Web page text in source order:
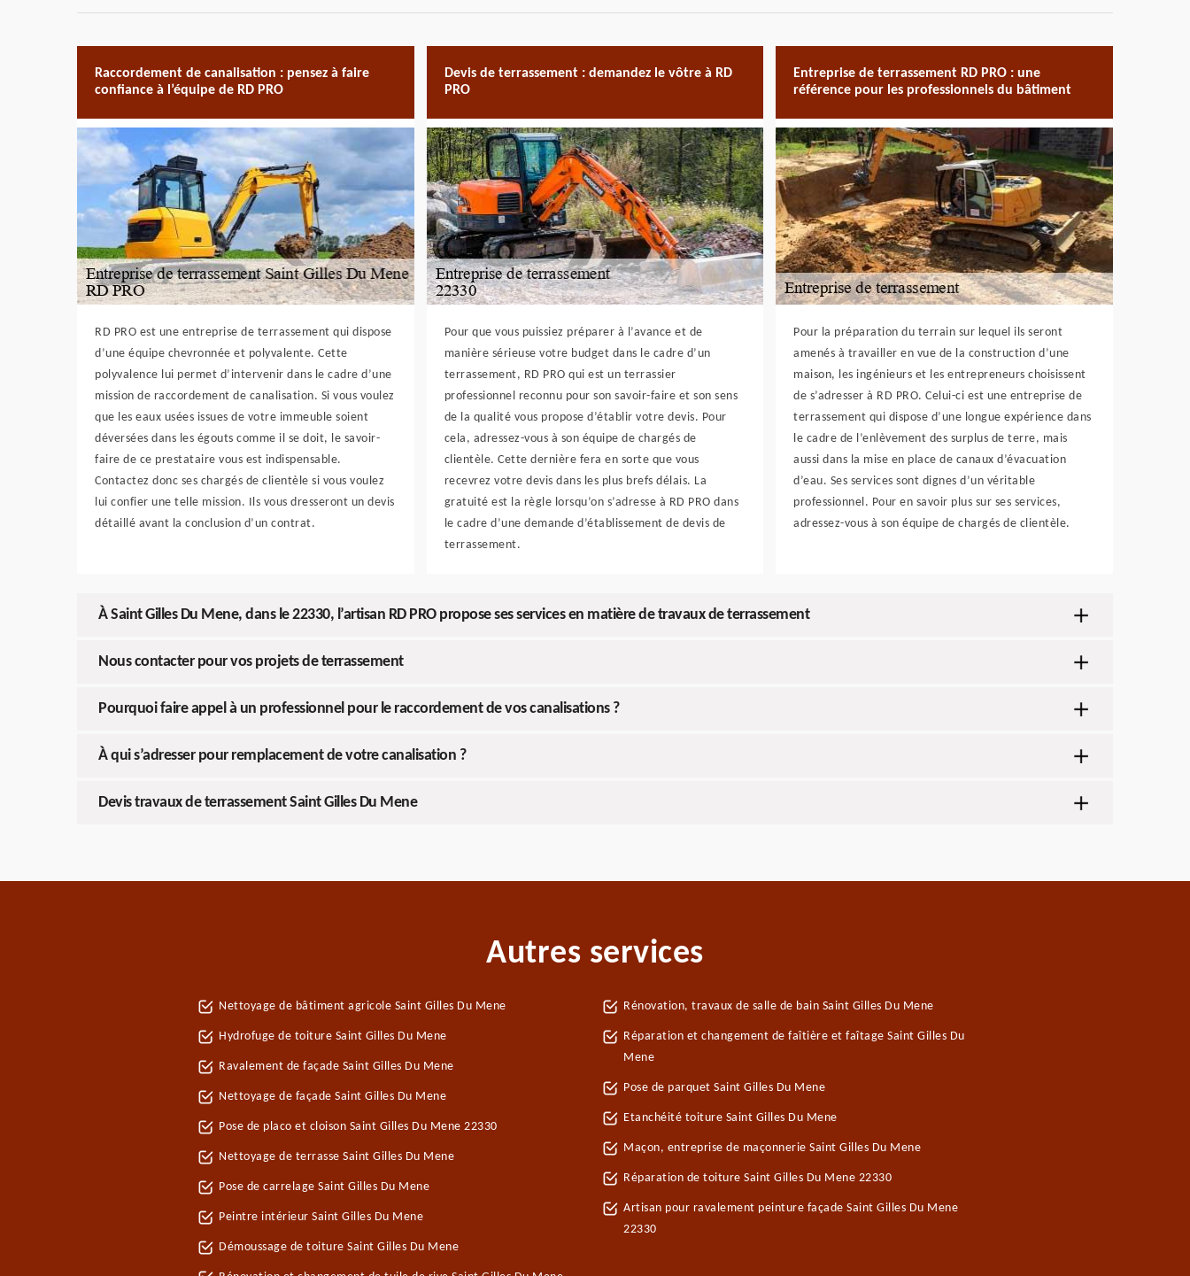
Raccordement de canalisation : pensez à faire
confiance à l’équipe de RD PRO
RD PRO est une entreprise de terrassement qui dispose
d’une équipe chevronnée et polyvalente. Cette
polyvalence lui permet d’intervenir dans le cadre d’une
mission de raccordement de canalisation. Si vous voulez
que les eaux usées issues de votre immeuble soient
déversées dans les égouts comme il se doit, le savoir-
faire de ce prestataire vous est indispensable.
Contactez donc ses chargés de clientèle si vous voulez
lui confier une telle mission. Ils vous dresseront un devis
détaillé avant la conclusion d’un contrat.
Devis de terrassement : demandez le vôtre à RD
PRO
Pour que vous puissiez préparer à l’avance et de
manière sérieuse votre budget dans le cadre d’un
terrassement, RD PRO qui est un terrassier
professionnel reconnu pour son savoir-faire et son sens
de la qualité vous propose d’établir votre devis. Pour
cela, adressez-vous à son équipe de chargés de
clientèle. Cette dernière fera en sorte que vous
recevrez votre devis dans les plus brefs délais. La
gratuité est la règle lorsqu’on s’adresse à RD PRO dans
le cadre d’une demande d’établissement de devis de
terrassement.
Entreprise de terrassement RD PRO : une
référence pour les professionnels du bâtiment
Pour la préparation du terrain sur lequel ils seront
amenés à travailler en vue de la construction d’une
maison, les ingénieurs et les entrepreneurs choisissent
de s’adresser à RD PRO. Celui-ci est une entreprise de
terrassement qui dispose d’une longue expérience dans
le cadre de l’enlèvement des surplus de terre, mais
aussi dans la mise en place de canaux d’évacuation
d’eau. Ses services sont dignes d’un véritable
professionnel. Pour en savoir plus sur ses services,
adressez-vous à son équipe de chargés de clientèle.
À Saint Gilles Du Mene, dans le 22330, l’artisan RD PRO propose ses services en matière de travaux de terrassement
Nous contacter pour vos projets de terrassement
Pourquoi faire appel à un professionnel pour le raccordement de vos canalisations ?
À qui s’adresser pour remplacement de votre canalisation ?
Devis travaux de terrassement Saint Gilles Du Mene
Autres services
Nettoyage de bâtiment agricole Saint Gilles Du Mene
Hydrofuge de toiture Saint Gilles Du Mene
Ravalement de façade Saint Gilles Du Mene
Nettoyage de façade Saint Gilles Du Mene
Pose de placo et cloison Saint Gilles Du Mene 22330
Nettoyage de terrasse Saint Gilles Du Mene
Pose de carrelage Saint Gilles Du Mene
Peintre intérieur Saint Gilles Du Mene
Démoussage de toiture Saint Gilles Du Mene
Rénovation, travaux de salle de bain Saint Gilles Du Mene
Réparation et changement de faîtière et faîtage Saint Gilles Du
Mene
Pose de parquet Saint Gilles Du Mene
Etanchéité toiture Saint Gilles Du Mene
Maçon, entreprise de maçonnerie Saint Gilles Du Mene
Réparation de toiture Saint Gilles Du Mene 22330
Artisan pour ravalement peinture façade Saint Gilles Du Mene
22330